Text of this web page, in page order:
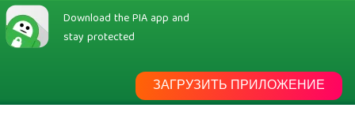
Download the PIA app and
stay protected
ЗАГРУЗИТЬ ПРИЛОЖЕНИЕ